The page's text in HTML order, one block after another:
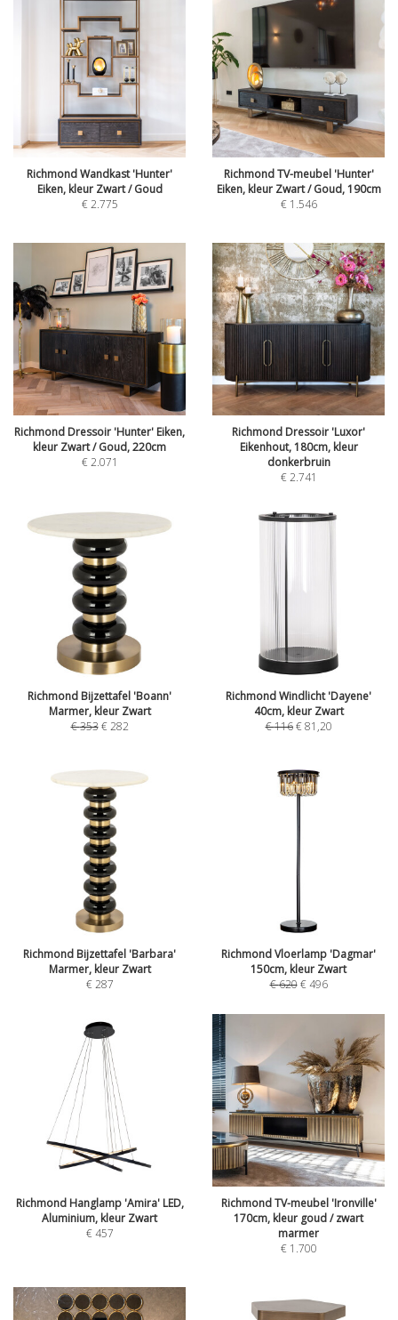
Richmond Wandkast 'Hunter'
Eiken, kleur Zwart / Goud
€2.775
Richmond TV-meubel 'Hunter'
Eiken, kleur Zwart / Goud, 190cm
€ 1.546
Richmond Dressoir 'Hunter' Eiken,
kleur Zwart / Goud, 220cm
€2.071
Richmond Dressoir 'Luxor'
Eikenhout, 180cm, kleur
donkerbruin
€2.741
Richmond Bijzettafel 'Boann'
Marmer, kleur Zwart
€353 €282
Richmond Windlicht 'Dayene'
40cm, kleur Zwart
€116 €81,20
Richmond Bijzettafel 'Barbara'
Marmer, kleur Zwart
€287
Richmond Vloerlamp 'Dagmar'
150cm, kleur Zwart
€620 €496
Richmond Hanglamp 'Amira' LED,
Aluminium, kleur Zwart
€457
Richmond TV-meubel 'Ironville'
170cm, kleur goud / zwart
marmer
€ 1.700